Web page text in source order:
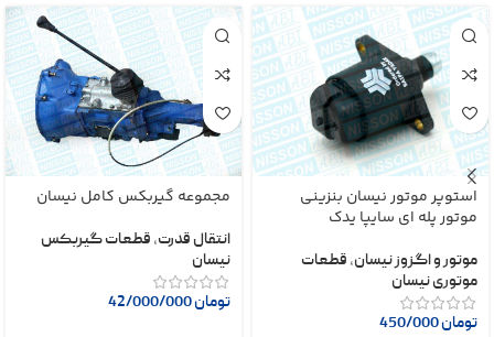
استوپر موتور نیسان بنزینی
موتور پله ای سایپا یدک
موتور و اگزوز نیسان, قطعات
موتوری نیسان
تومان
مجموعه گیربکس کامل نیسان
انتقال قدرت, قطعات گیربکس
نیسان
تومان